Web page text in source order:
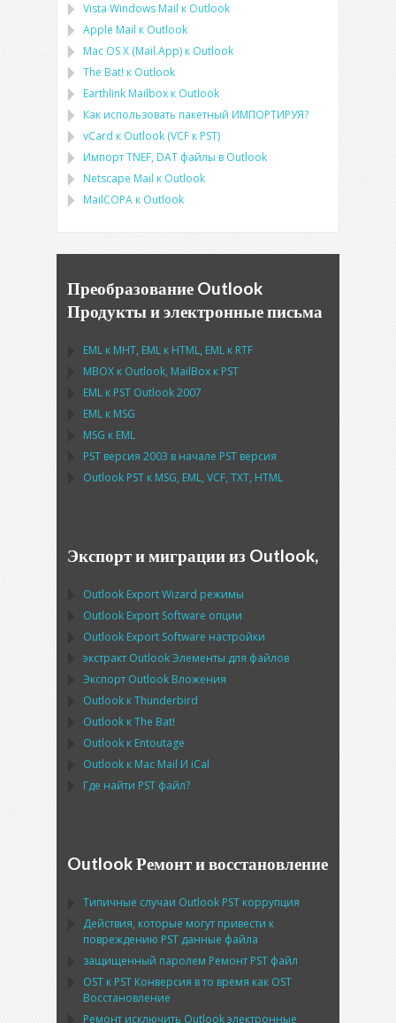
Vista Windows Mail к Outlook
Apple Mail к Outlook
Mac OS X (Mail.App) к Outlook
The Bat! к Outlook
Earthlink Mailbox к Outlook
Как использовать пакетный ИМПОРТИРУЯ?
vCard к Outlook (VCF к PST)
ИмпортTNEF, DAT файлы в Outlook
Netscape Mail к Outlook
MailCOPA к Outlook
Преобразование Outlook
Продукты и электронные письма
EML к MHT, EML к HTML, EML к RTF
MBOX к Outlook, MailBox к PST
EML к PST Outlook2007
EML к MSG
MSG к EML
PST версия 2003 в начале PST версия
Outlook PST к MSG, EML, VCF, TXT, HTML
Экспорт и миграции из Outlook,
Outlook Export Wizard режимы
Outlook Export Software опции
Outlook Export Software настройки
экстракт OutlookЭлементы для файлов
Экспорт Outlook Вложения
Outlook кThunderbird
Outlook кThe Bat!
Outlook к Entoutage
Outlook к Mac Mail И iCal
Где найти PST файл?
Outlook Ремонт и восстановление
Типичные случаи Outlook PST коррупция
Действия, которые могут привести к
повреждению PST данные файла
защищенный паролем Ремонт PST файл
OST к PST Конверсия в то время как OST
Восстановление
Ремонт исключить Outlookэлектронные